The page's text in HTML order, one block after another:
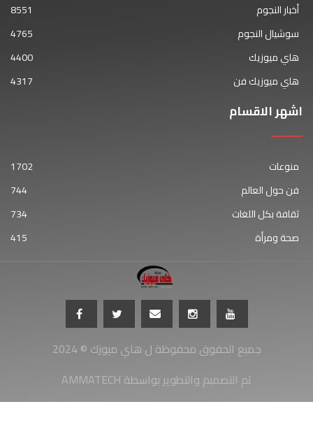
أخبار النجوم
8551
سوشيال النجوم
4765
هاي ميوزيك
4400
هاي ميوزيك فن
4317
اشهر الاقسام
منوعات
1702
فن حول العالم
744
ثقافة بكل اللغات
734
صحة ومرأة
415
جميع الحقوق محفوظة ل هاي ميوزك © 2024
AMMATECH تم التصميم والتطوير بواسطة